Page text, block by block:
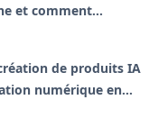
et comment
de produits IA
numérique en